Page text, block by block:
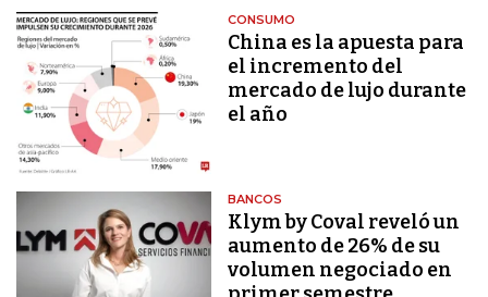
CONSUMO
China es la apuesta para
el incremento del
mercado de lujo durante
el año
BANCOS
Klym by Coval reveló un
aumento de 26% de su
volumen negociado en